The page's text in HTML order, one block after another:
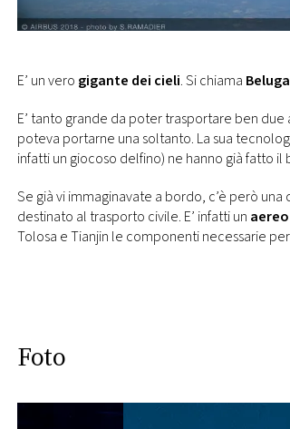
DI
MONACO
RMC
E’ un vero gigante dei cieli. Si chiama
E’ tanto grande da poter trasportare ben
poteva portarne una soltanto. La sua
infatti un giocoso delfino) ne hanno già fatto il
Se già vi immaginavate a bordo, c’è però
destinato al trasporto civile. E’ infatti un
Tolosa e Tianjin le componenti necessarie
Foto